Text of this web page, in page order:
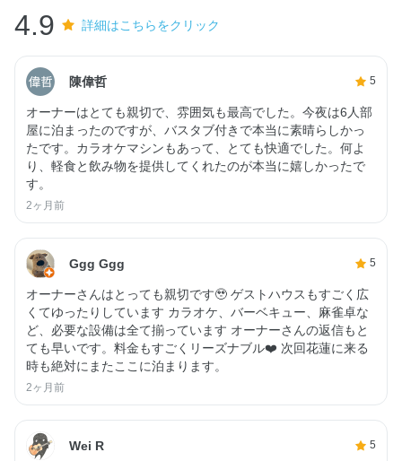
4.9 詳細はこちらをクリック
陳偉哲 5
オーナーはとても親切で、雰囲気も最高でした。今夜は6人部
屋に泊まったのですが、バスタブ付きで本当に素晴らしかっ
たです。カラオケマシンもあって、とても快適でした。何よ
り、軽食と飲み物を提供してくれたのが本当に嬉しかったで
す。
2ヶ月前
Ggg Ggg 5
オーナーさんはとっても親切です🥹 ゲストハウスもすごく広
くてゆったりしています カラオケ、バーベキュー、麻雀卓な
ど、必要な設備は全て揃っています オーナーさんの返信もと
ても早いです。料金もすごくリーズナブル❤️ 次回花蓮に来る
時も絶対にまたここに泊まります。
2ヶ月前
Wei R 5